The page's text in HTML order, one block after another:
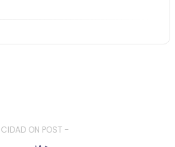
ON POST -